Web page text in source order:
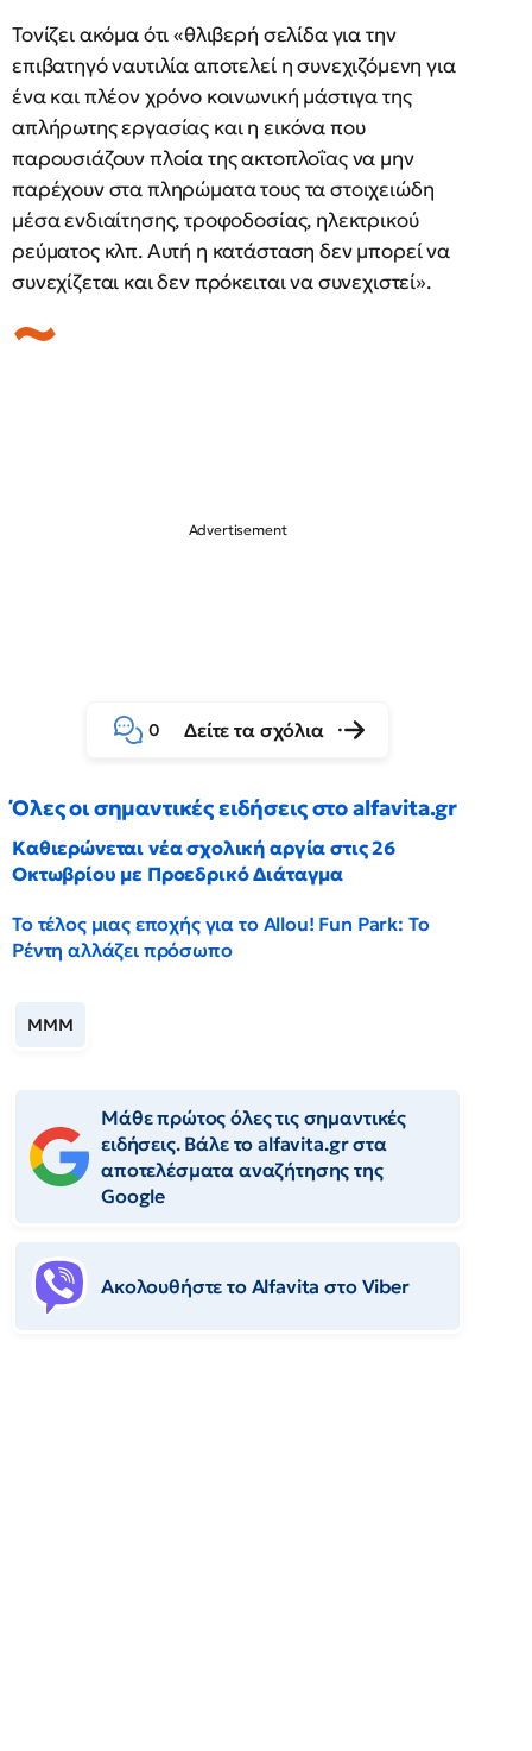
Τονίζει ακόμα ότι «θλιβερή σελίδα για την
επιβατηγό ναυτιλία αποτελεί η συνεχιζόμενη για
ένα και πλέον χρόνο κοινωνική μάστιγα της
απλήρωτης εργασίας και η εικόνα που
παρουσιάζουν πλοία της ακτοπλοΐας να μην
παρέχουν στα πληρώματα τους τα στοιχειώδη
μέσα ενδιαίτησης, τροφοδοσίας, ηλεκτρικού
ρεύματος κλπ. Αυτή η κατάσταση δεν μπορεί να
συνεχίζεται και δεν πρόκειται να συνεχιστεί».
0 Δείτε τα σχόλια
Όλες οι σημαντικές ειδήσεις στο alfavita.gr
Καθιερώνεται νέα σχολική αργία στις 26
Οκτωβρίου με Προεδρικό Διάταγμα
Το τέλος μιας εποχής για το Allou! Fun Park: Το
Ρέντη αλλάζει πρόσωπο
ΜΜΜ
Μάθε πρώτος όλες τις σημαντικές
ειδήσεις. Βάλε το alfavita.gr στα
αποτελέσματα αναζήτησης της
Google
Ακολουθήστε το Αlfavita στο Viber